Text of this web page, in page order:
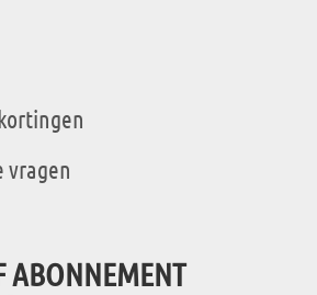
vragen
ABONNEMENT